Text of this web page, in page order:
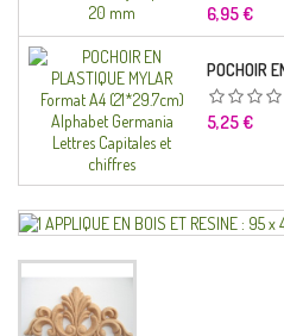
Prix
6,95 €
Prix
5,25 €